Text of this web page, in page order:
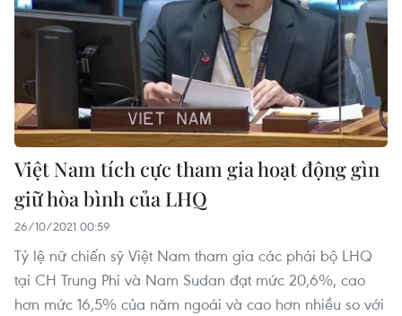
Việt Nam tích cực tham gia hoạt động gìn
giữ hòa bình của LHQ
26/10/2021 00:59
Tỷ lệ nữ chiến sỹ Việt Nam tham gia các phái bộ LHQ
tại CH Trung Phi và Nam Sudan đạt mức 20,6%, cao
hơn mức 16,5% của năm ngoái và cao hơn nhiều so với